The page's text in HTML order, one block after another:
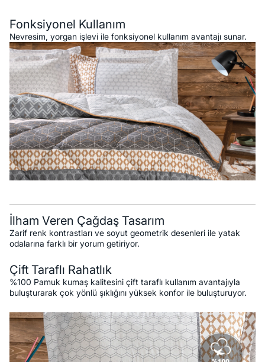
Fonksiyonel Kullanım
Nevresim, yorgan işlevi ile fonksiyonel kullanım avantajı sunar.
İlham Veren Çağdaş Tasarım
Zarif renk kontrastları ve soyut geometrik desenleri ile yatak
odalarına farklı bir yorum getiriyor.
Çift Taraflı Rahatlık
%100 Pamuk kumaş kalitesini çift taraflı kullanım avantajıyla
buluşturarak çok yönlü şıklığını yüksek konfor ile buluşturuyor.